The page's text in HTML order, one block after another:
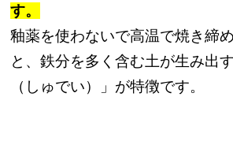
す。
釉薬を使わないで高温で焼き締
と、鉄分を多く含む土が生み出
（しゅでい）」が特徴です。